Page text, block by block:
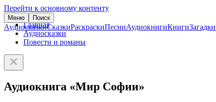
Перейти к основному контенту
Меню Поиск
АудиосказкиСказкиРаскраскиПесниАудиокнигиКнигиЗагадки
Главная
Аудиосказки
Повести и романы
Аудиокнига «Мир Софии»